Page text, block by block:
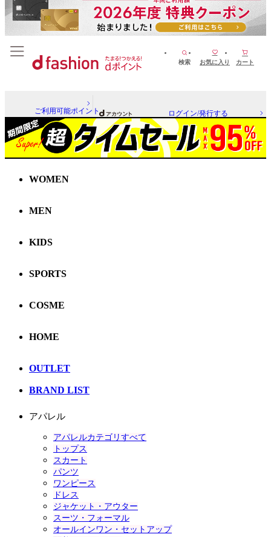
検索 お気に入り カート
ご利用可能ポイント ログイン/発行する
WOMEN
MEN
KIDS
SPORTS
COSME
HOME
OUTLET
BRAND LIST
アパレル
アパレルカテゴリすべて
トップス
スカート
パンツ
ワンピース
ドレス
ジャケット・アウター
スーツ・フォーマル
オールインワン・セットアップ